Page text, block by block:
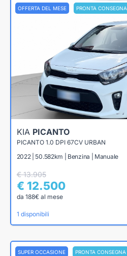
OFFERTA DEL MESE PRONTA CONSEGNA
KIA PICANTO
PICANTO 1.0 DPI 67CV URBAN
2022 | 50.582km | Benzina | Manuale
€ 13.905
€ 12.500
da 188€ al mese
1 disponibili
SUPER OCCASIONE PRONTA CONSEGNA